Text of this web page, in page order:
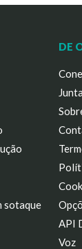
sotaque
DE
API
Voz